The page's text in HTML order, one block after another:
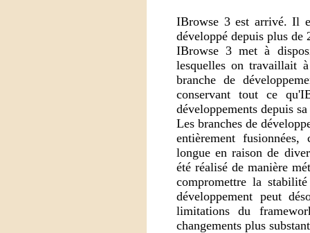
IBrowse 3 est arrivé. Il
développé depuis plus de
IBrowse 3 met à
lesquelles on travaillait
branche de
conservant tout ce
développements depuis
Les branches de
entièrement
longue en raison de
été réalisé de manière
compromettre la
développement peut
limitations du
changements plus